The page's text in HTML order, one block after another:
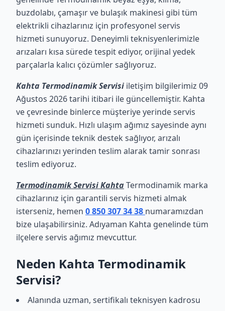
buzdolabı, çamaşır ve bulaşık makinesi gibi tüm
elektrikli cihazlarınız için profesyonel servis
hizmeti sunuyoruz. Deneyimli teknisyenlerimizle
arızaları kısa sürede tespit ediyor, orijinal yedek
parçalarla kalıcı çözümler sağlıyoruz.
Kahta Termodinamik Servisi iletişim bilgilerimiz 09
Ağustos 2026 tarihi itibari ile güncellemiştir. Kahta
ve çevresinde binlerce müşteriye yerinde servis
hizmeti sunduk. Hızlı ulaşım ağımız sayesinde aynı
gün içerisinde teknik destek sağlıyor, arızalı
cihazlarınızı yerinden teslim alarak tamir sonrası
teslim ediyoruz.
Termodinamik Servisi KahtaTermodinamik marka
cihazlarınız için garantili servis hizmeti almak
isterseniz, hemen 0 850 307 34 38 numaramızdan
bize ulaşabilirsiniz. Adıyaman Kahta genelinde tüm
ilçelere servis ağımız mevcuttur.
Neden Kahta Termodinamik
Servisi?
Alanında uzman, sertifikalı teknisyen kadrosu